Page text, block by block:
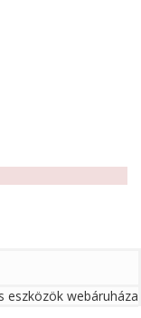
eszközök webáruháza